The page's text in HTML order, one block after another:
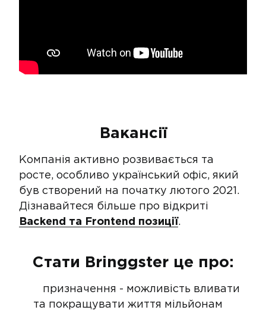
Вакансії
Компанія активно розвивається та
росте, особливо український офіс, який
був створений на початку лютого 2021.
Дізнавайтеся більше про відкриті
Backend та Frontend позиції.
Стати Bringgster це про:
призначення - можливість вливати
та покращувати життя мільйонам